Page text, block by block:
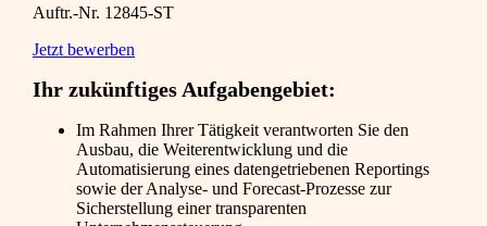
Auftr.-Nr. 12845-ST
Jetzt bewerben
Ihr zukünftiges Aufgabengebiet:
Im Rahmen Ihrer Tätigkeit verantworten Sie den
Ausbau, die Weiterentwicklung und die
Automatisierung eines datengetriebenen Reportings
sowie der Analyse- und Forecast-Prozesse zur
Sicherstellung einer transparenten